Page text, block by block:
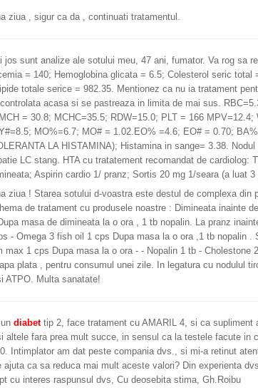
ziua , sigur ca da , continuati tratamentul.
jos sunt analize ale sotului meu, 47 ani, fumator. Va rog sa
= 140; Hemoglobina glicata = 6.5; Colesterol seric total
totale serice = 982.35. Mentionez ca nu ia tratament
acasa si se pastreaza in limita de mai sus.
= 30.8; MCHC=35.5; RDW=15.0; PLT = 166
MO%=6.7; MO# = 1.02.EO% =4.6; EO# = 0.70;
LA HISTAMINA); Histamina in sange= 3.38.
LC stang. HTA cu tratatement recomandat de cardiolog:
Aspirin cardio 1/ pranz; Sortis 20 mg 1/seara (a luat
ziua ! Starea sotului d-voastra este destul de complexa din
de tratament cu produsele noastre : Dimineata inainte
masa de dimineata la o ora , 1 tb nopalin. La pranz
- Omega 3 fish oil 1 cps Dupa masa la o ora ,1 tb nopalin .
max 1 cps Dupa masa la o ora - - Nopalin 1 tb - Cholestone
plata , pentru consumul unei zile. In legatura cu nodulul
ATPO. Multa sanatate!
diabettip 2, face tratament cu AMARIL 4, si ca supliment
altele fara prea mult succe, in sensul ca la testele facute in
Intimplator am dat peste compania dvs., si mi-a retinut
ajuta ca sa reduca mai mult aceste valori? Din experienta
cu interes raspunsul dvs, Cu deosebita stima, Gh.Roibu